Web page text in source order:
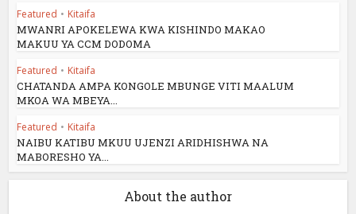
Featured • Kitaifa
MWANRI APOKELEWA KWA KISHINDO MAKAO
MAKUU YA CCM DODOMA
Featured • Kitaifa
CHATANDA AMPA KONGOLE MBUNGE VITI MAALUM
MKOA WA MBEYA...
Featured • Kitaifa
NAIBU KATIBU MKUU UJENZI ARIDHISHWA NA
MABORESHO YA...
About the author